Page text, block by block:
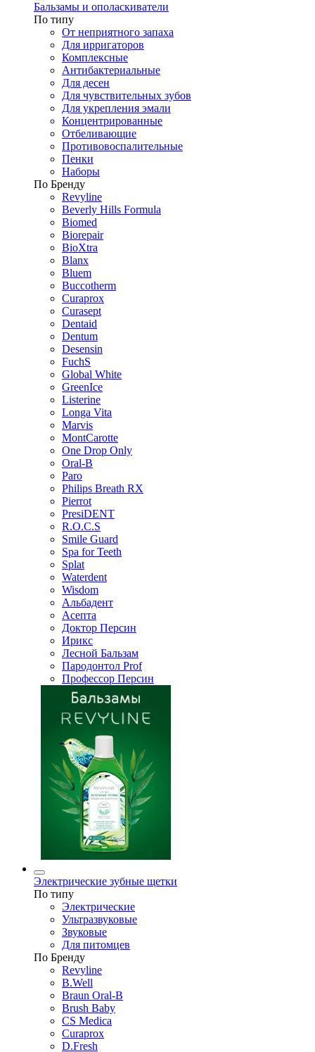
Бальзамы и ополаскиватели
По типу
От неприятного запаха
Для ирригаторов
Комплексные
Антибактериальные
Для десен
Для чувствительных зубов
Для укрепления эмали
Концентрированные
Отбеливающие
Противовоспалительные
Пенки
Наборы
По Бренду
Revyline
Beverly Hills Formula
Biomed
Biorepair
BioXtra
Blanx
Bluem
Buccotherm
Curaprox
Curasept
Dentaid
Dentum
Desensin
FuchS
Global White
GreenIce
Listerine
Longa Vita
Marvis
MontCarotte
One Drop Only
Oral-B
Paro
Philips Breath RX
Pierrot
PresiDENT
R.O.C.S
Smile Guard
Spa for Teeth
Splat
Waterdent
Wisdom
Альбадент
Асепта
Доктор Персин
Ирикс
Лесной Бальзам
Пародонтол Prof
Профессор Персин
Электрические зубные щетки
По типу
Электрические
Ультразвуковые
Звуковые
Для питомцев
По Бренду
Revyline
B.Well
Braun Oral-B
Brush Baby
CS Medica
Curaprox
D.Fresh